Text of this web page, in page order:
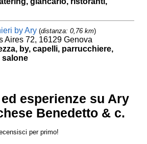
by Ary (distanza: 0,76 km)
Aires 72, 16129 Genova
by, capelli, parrucchiere,
salone
esperienze su Ary
Benedetto & c.
per primo!